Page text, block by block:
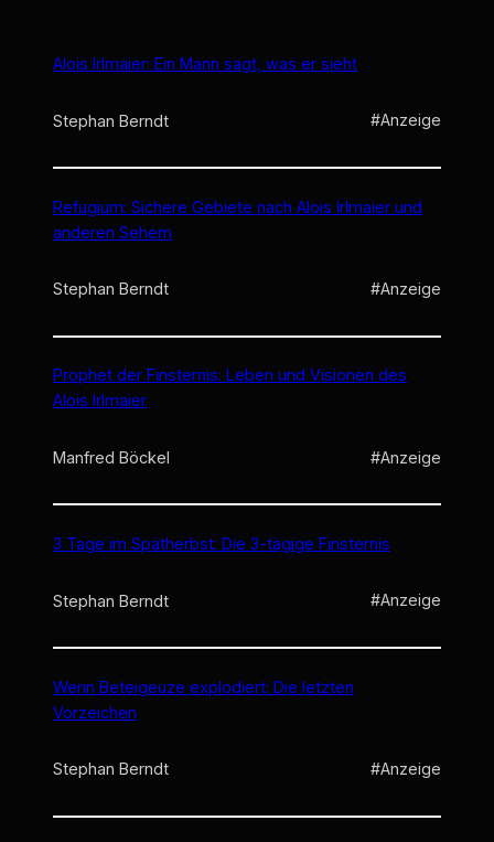
Alois Irlmaier: Ein Mann sagt, was er sieht
Stephan Berndt #Anzeige
Refugium: Sichere Gebiete nach Alois Irlmaier und
anderen Sehern
Stephan Berndt #Anzeige
Prophet der Finsternis: Leben und Visionen des
Alois Irlmaier
Manfred Böckel #Anzeige
3 Tage im Spätherbst: Die 3-tägige Finsternis
Stephan Berndt #Anzeige
Wenn Beteigeuze explodiert: Die letzten
Vorzeichen
Stephan Berndt #Anzeige